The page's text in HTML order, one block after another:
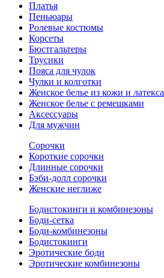
Платья
Пеньюары
Ролевые костюмы
Корсеты
Бюстгальтеры
Трусики
Пояса для чулок
Чулки и колготки
Женское белье из кожи и латекса
Женское белье с ремешками
Аксессуары
Для мужчин
Сорочки
Короткие сорочки
Длинные сорочки
Бэби-долл сорочки
Женские неглиже
Бодистокинги и комбинезоны
Боди-сетка
Боди-комбинезоны
Бодистокинги
Эротические боди
Эротические комбинезоны